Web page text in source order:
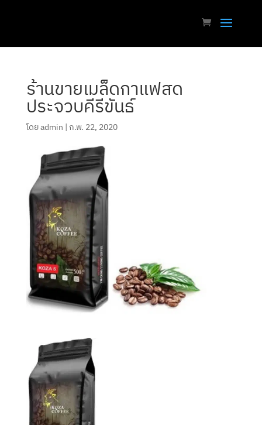
ร้านขายเมล็ดกาแฟสด
ประจวบคีรีขันธ์
โดยadmin | ก.พ. 22, 2020